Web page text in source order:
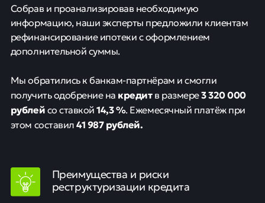
Собрав и проанализировав необходимую
информацию, наши эксперты предложили клиентам
рефинансирование ипотеки с оформлением
дополнительной суммы.
Мы обратились к банкам-партнёрам и смогли
получить одобрение на кредитв размере3 320 000
рублейсо ставкой14,3 %. Ежемесячный платёж при
этом составил41 987 рублей.
Преимущества и риски
реструктуризации кредита